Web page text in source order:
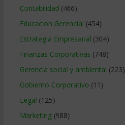
Contabilidad (466)
Educacion Gerencial (454)
Estrategia Empresarial (304)
Finanzas Corporativas (748)
Gerencia social y ambiental (223)
Gobierno Corporativo (11)
Legal (125)
Marketing(988)